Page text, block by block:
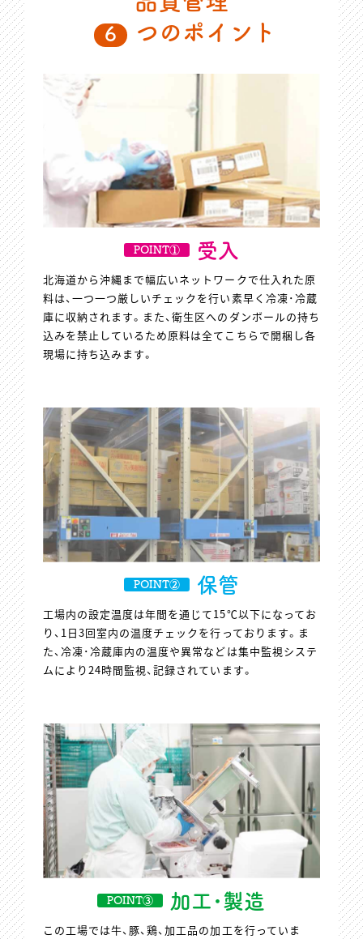
6 つのポイント
POINT① 受入
北海道から沖縄まで幅広いネットワークで仕入れた原
料は、一つ一つ厳しいチェックを行い素早く冷凍･冷蔵
庫に収納されます。また、衛生区へのダンボールの持ち
込みを禁止しているため原料は全てこちらで開梱し各
現場に持ち込みます。
POINT② 保管
工場内の設定温度は年間を通じて15℃以下になってお
り、1日3回室内の温度チェックを行っております。ま
た、冷凍･冷蔵庫内の温度や異常などは集中監視システ
ムにより24時間監視、記録されています。
POINT③ 加工･製造
この工場では牛、豚、鶏、加工品の加工を行っていま